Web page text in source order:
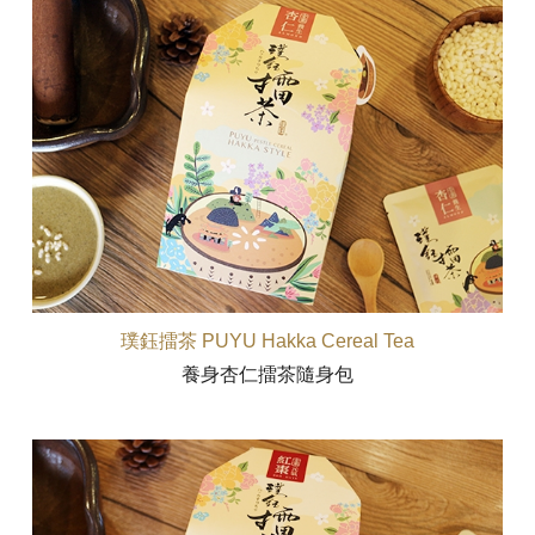
璞鈺擂茶 PUYU Hakka Cereal Tea
養身杏仁擂茶隨身包